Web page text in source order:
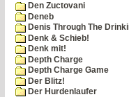
Den Zuctovani
Deneb
Denis Through The
Denk & Schieb!
Denk mit!
Depth Charge
Depth Charge Game
Der Blitz!
Der Hurdenlaufer